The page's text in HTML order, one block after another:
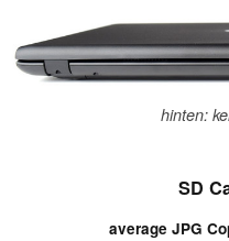
hinten:
SD
average JPG